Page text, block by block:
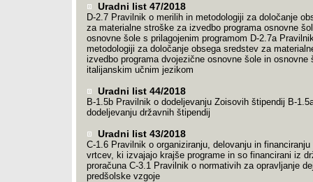
Uradni list 47/2018
D-2.7 Pravilnik o merilih in metodologiji za določanje
za materialne stroške za izvedbo programa osnovne
osnovne šole s prilagojenim programom D-2.7a
metodologiji za določanje obsega sredstev za
izvedbo programa dvojezične osnovne šole in osnovne
italijanskim učnim jezikom
Uradni list 44/2018
B-1.5b Pravilnik o dodeljevanju Zoisovih štipendij B-
dodeljevanju državnih štipendij
Uradni list 43/2018
C-1.6 Pravilnik o organiziranju, delovanju in financiranju
vrtcev, ki izvajajo krajše programe in so financirani iz
proračuna C-3.1 Pravilnik o normativih za opravljanje
predšolske vzgoje